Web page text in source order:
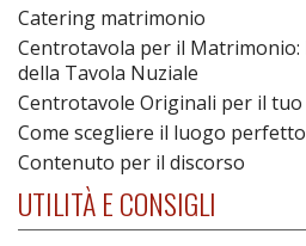
Catering matrimonio
Centrotavola per il Matrimonio:
della Tavola Nuziale
Centrotavole Originali per il
Come scegliere il luogo
Contenuto per il discorso
UTILITÀ E CONSIGLI